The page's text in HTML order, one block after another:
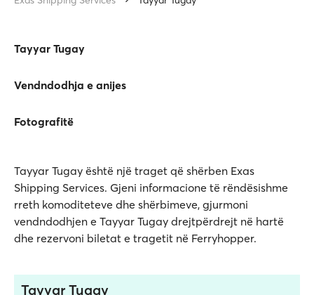
Tayyar Tugay
Vendndodhja e anijes
Fotografitë
Tayyar Tugay është një traget që shërben Exas
Shipping Services. Gjeni informacione të rëndësishme
rreth komoditeteve dhe shërbimeve, gjurmoni
vendndodhjen e Tayyar Tugay drejtpërdrejt në hartë
dhe rezervoni biletat e tragetit në Ferryhopper.
Tayyar Tugay